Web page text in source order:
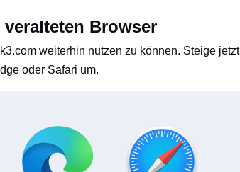
Browser
weiterhin nutzen zu können. Steige jetzt
oder Safari um.